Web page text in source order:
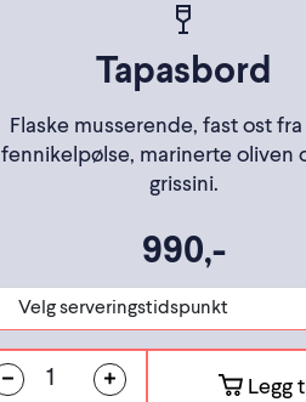
Tapasbord
Flaske musserende, fast ost fra
fennikelpølse, marinerte oliven
grissini.
990,-